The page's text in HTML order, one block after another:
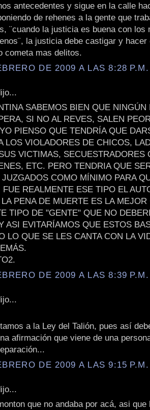
antecedentes y sigue en la calle
de rehenes a la gente que
¨cuando la justicia es buena con los
la justicia debe castigar y hacer
cometa mas delitos.
DE 2009 A LAS 8:28 P.M.
SABEMOS BIEN QUE NINGÚN
SI NO AL REVES, SALEN
PIENSO QUE TENDRÍA QUE
LOS VIOLADORES DE CHICOS,
VICTIMAS, SECUESTRADORES
ETC. PERO TENDRIA QUE
COMO MÍNIMO PARA
FUE REALMENTE ESE TIPO EL
PENA DE MUERTE ES LA MEJOR
TIPO DE "GENTE" QUE NO
ASI EVITARÍAMOS QUE ESTOS
LO QUE SE LES CANTA CON LA
DE 2009 A LAS 8:39 P.M.
a la Ley del Talión, pues así
afirmación que viene de una
DE 2009 A LAS 9:15 P.M.
que no andaba por acá, asi que